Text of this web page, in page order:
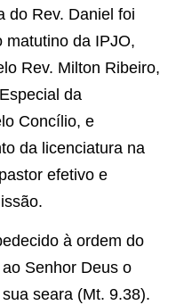
do Rev. Daniel foi
matutino da IPJO,
Rev. Milton Ribeiro,
da
Concílio, e
da licenciatura na
efetivo e
à ordem do
Senhor Deus o
seara (Mt. 9.38).